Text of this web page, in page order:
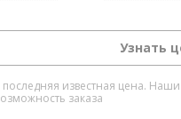
Узнать
последняя известная цена.
заказа